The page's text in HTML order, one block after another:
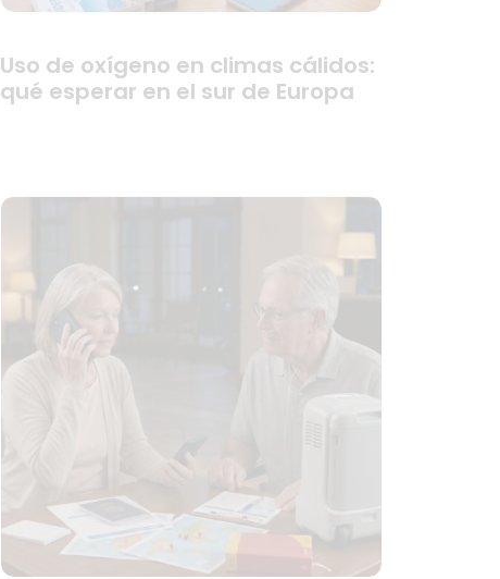
Uso de oxígeno en climas cálidos:
qué esperar en el sur de Europa